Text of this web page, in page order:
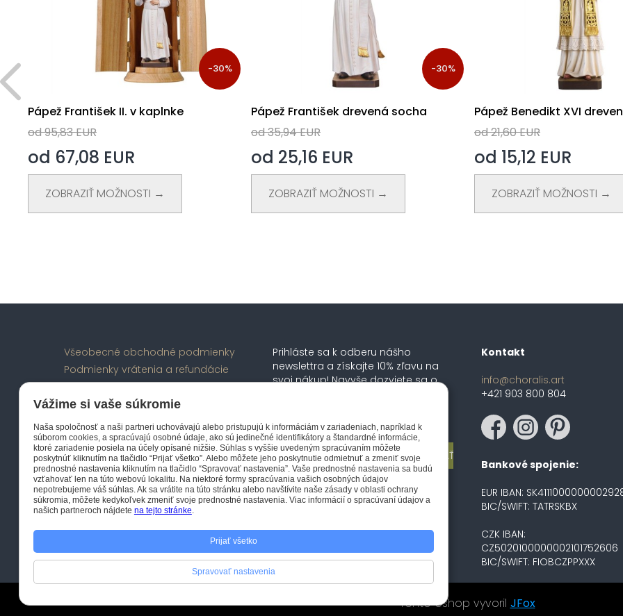
-30%
Pápež František II. v kaplnke
od 95,83 EUR
od 67,08 EUR
ZOBRAZIŤ MOŽNOSTI →
-30%
Pápež František drevená socha
od 35,94 EUR
od 25,16 EUR
ZOBRAZIŤ MOŽNOSTI →
Pápež Benedikt XVI
od 21,60 EUR
od 15,12 EUR
ZOBRAZIŤ MOŽNOSTI →
Všeobecné obchodné podmienky
Podmienky vrátenia a refundácie
Spracovanie osobných údajov
Veľkoobchod - spolupracujte s
O nás
Kontakt
Odvolanie súhlasov
Prihláste sa k odberu nášho
newslettra a získajte 10% zľavu na
svoj nákup! Navyše dozviete sa o
prvými.
Kontakt
info@choralis.art
+421 903 800 804
Bankové spojenie:
EUR IBAN:
BIC/SWIFT: TATRSKBX
CZK IBAN:
CZ5020100000002101752606
BIC/SWIFT: FIOBCZPPXXX
Tento eshop vyvoril JFox
Vážime si vaše súkromie
Naša spoločnosť a naši partneri uchovávajú alebo pristupujú k informáciám v zariadeniach, napríklad k
súborom cookies, a spracúvajú osobné údaje, ako sú jedinečné identifikátory a štandardné informácie,
ktoré zariadenie posiela na účely opísané nižšie. Súhlas s vyššie uvedeným spracúvaním môžete
poskytnúť kliknutím na tlačidlo “Prijať všetko”. Alebo môžete jeho poskytnutie odmietnuť a zmeniť svoje
prednostné nastavenia kliknutím na tlačidlo “Spravovať nastavenia”. Vaše prednostné nastavenia sa budú
vzťahovať len na túto webovú lokalitu. Na niektoré formy spracúvania vašich osobných údajov
nepotrebujeme váš súhlas. Ak sa vrátite na túto stránku alebo navštívite naše zásady v oblasti ochrany
súkromia, môžete kedykoľvek zmeniť svoje prednostné nastavenia. Viac informácií o spracúvaní údajov a
našich partneroch nájdete na tejto stránke.
Prijať všetko
Spravovať nastavenia